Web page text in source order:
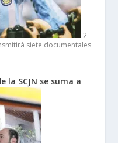
2
siete documentales
la SCJN se suma a